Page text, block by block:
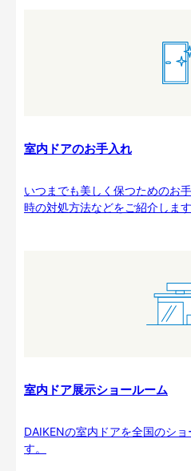
室内ドアのお手入れ
いつまでも美しく保つためのお
時の対処方法などをご紹介します
室内ドア展示ショールーム
DAIKENの室内ドアを全国のシ
す。